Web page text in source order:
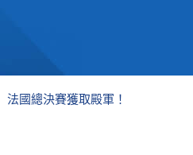
國總決賽獲取殿軍！